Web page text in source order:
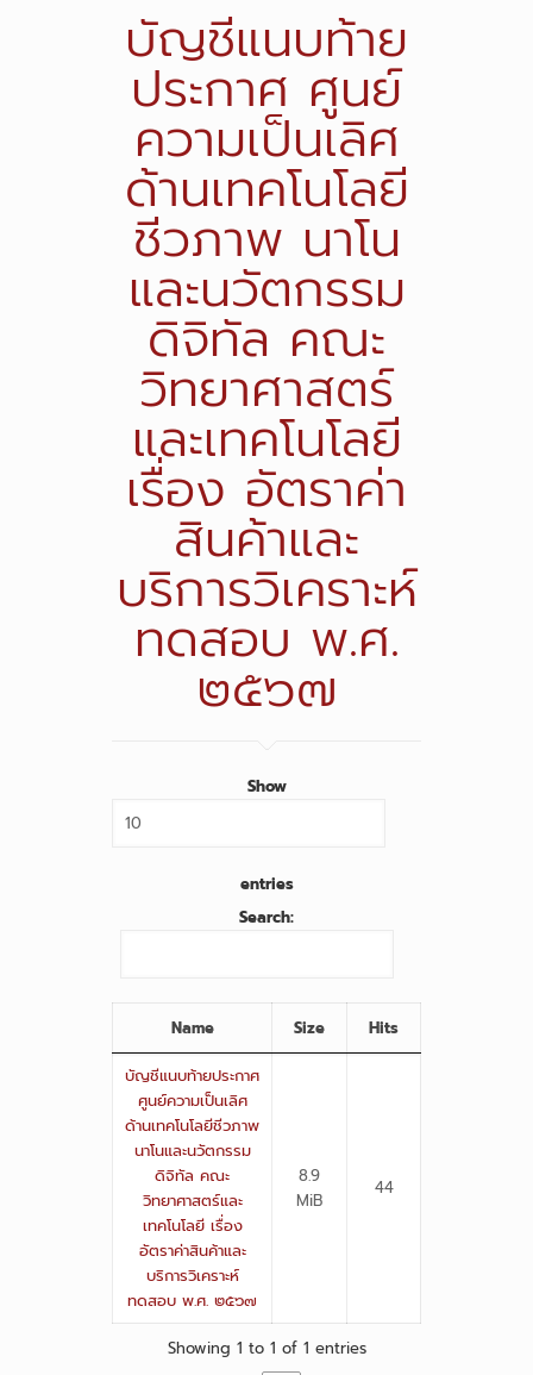
บัญชีแนบท้าย
ประกาศ ศูนย์
ความเป็นเลิศ
ด้านเทคโนโลยี
ชีวภาพ นาโน
และนวัตกรรม
ดิจิทัล คณะ
วิทยาศาสตร์
และเทคโนโลยี
เรื่อง อัตราค่า
สินค้าและ
บริการวิเคราะห์
ทดสอบ พ.ศ.
๒๕๖๗
Show
entries
Search:
Name Size Hits
บัญชีแนบท้ายประกาศ
ศูนย์ความเป็นเลิศ
ด้านเทคโนโลยีชีวภาพ
นาโนและนวัตกรรม
ดิจิทัล คณะ
วิทยาศาสตร์และ
เทคโนโลยี เรื่อง
อัตราค่าสินค้าและ
บริการวิเคราะห์
ทดสอบ พ.ศ. ๒๕๖๗
8.9
MiB
44
Showing 1 to 1 of 1 entries